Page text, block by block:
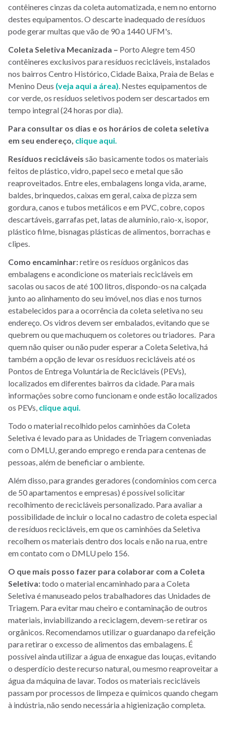
contêineres cinzas da coleta automatizada, e nem no entorno
destes equipamentos. O descarte inadequado de resíduos
pode gerar multas que vão de 90 a 1440 UFM's.
Coleta Seletiva Mecanizada – Porto Alegre tem 450
contêineres exclusivos para resíduos recicláveis, instalados
nos bairros Centro Histórico, Cidade Baixa, Praia de Belas e
Menino Deus (veja aqui a área). Nestes equipamentos de
cor verde, os resíduos seletivos podem ser descartados em
tempo integral (24 horas por dia).
Para consultar os dias e os horários de coleta seletiva
em seu endereço, clique aqui.
Resíduos recicláveis são basicamente todos os materiais
feitos de plástico, vidro, papel seco e metal que são
reaproveitados. Entre eles, embalagens longa vida, arame,
baldes, brinquedos, caixas em geral, caixa de pizza sem
gordura, canos e tubos metálicos e em PVC, cobre, copos
descartáveis, garrafas pet, latas de alumínio, raio-x, isopor,
plástico filme, bisnagas plásticas de alimentos, borrachas e
clipes.
Como encaminhar:retire os resíduos orgânicos das
embalagens e acondicione os materiais recicláveis em
sacolas ou sacos de até 100 litros, dispondo-os na calçada
junto ao alinhamento do seu imóvel, nos dias e nos turnos
estabelecidos para a ocorrência da coleta seletiva no seu
endereço. Os vidros devem ser embalados, evitando que se
quebrem ou que machuquem os coletores ou triadores. Para
quem não quiser ou não puder esperar a Coleta Seletiva, há
também a opção de levar os resíduos recicláveis até os
Pontos de Entrega Voluntária de Recicláveis (PEVs),
localizados em diferentes bairros da cidade. Para mais
informações sobre como funcionam e onde estão localizados
os PEVs, clique aqui.
Todo o material recolhido pelos caminhões da Coleta
Seletiva é levado para as Unidades de Triagem conveniadas
com o DMLU, gerando emprego e renda para centenas de
pessoas, além de beneficiar o ambiente.
Além disso, para grandes geradores (condomínios com cerca
de 50 apartamentos e empresas) é possível solicitar
recolhimento de recicláveis personalizado. Para avaliar a
possibilidade de incluir o local no cadastro de coleta especial
de resíduos recicláveis, em que os caminhões da Seletiva
recolhem os materiais dentro dos locais e não na rua, entre
em contato com o DMLU pelo 156.
O que mais posso fazer para colaborar com a Coleta
Seletiva:todo o material encaminhado para a Coleta
Seletiva é manuseado pelos trabalhadores das Unidades de
Triagem. Para evitar mau cheiro e contaminação de outros
materiais, inviabilizando a reciclagem, devem-se retirar os
orgânicos. Recomendamos utilizar o guardanapo da refeição
para retirar o excesso de alimentos das embalagens. É
possível ainda utilizar a água de enxague das louças, evitando
o desperdício deste recurso natural, ou mesmo reaproveitar a
água da máquina de lavar. Todos os materiais recicláveis
passam por processos de limpeza e químicos quando chegam
à indústria, não sendo necessária a higienização completa.